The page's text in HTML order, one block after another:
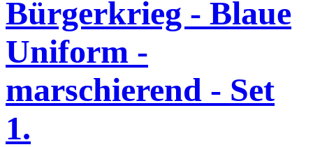
Bürgerkrieg - Blaue
Uniform -
marschierend - Set
1.